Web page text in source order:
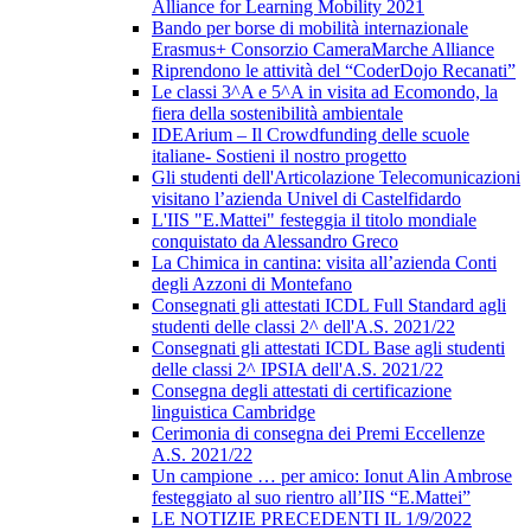
Alliance for Learning Mobility 2021
Bando per borse di mobilità internazionale
Erasmus+ Consorzio CameraMarche Alliance
Riprendono le attività del “CoderDojo Recanati”
Le classi 3^A e 5^A in visita ad Ecomondo, la
fiera della sostenibilità ambientale
IDEArium – Il Crowdfunding delle scuole
italiane- Sostieni il nostro progetto
Gli studenti dell'Articolazione Telecomunicazioni
visitano l’azienda Univel di Castelfidardo
L'IIS "E.Mattei" festeggia il titolo mondiale
conquistato da Alessandro Greco
La Chimica in cantina: visita all’azienda Conti
degli Azzoni di Montefano
Consegnati gli attestati ICDL Full Standard agli
studenti delle classi 2^ dell'A.S. 2021/22
Consegnati gli attestati ICDL Base agli studenti
delle classi 2^ IPSIA dell'A.S. 2021/22
Consegna degli attestati di certificazione
linguistica Cambridge
Cerimonia di consegna dei Premi Eccellenze
A.S. 2021/22
Un campione … per amico: Ionut Alin Ambrose
festeggiato al suo rientro all’IIS “E.Mattei”
LE NOTIZIE PRECEDENTI IL 1/9/2022